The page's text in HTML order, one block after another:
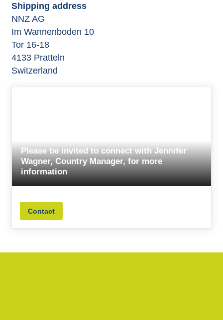
Shipping address
NNZ AG
Im Wannenboden 10
Tor 16-18
4133 Pratteln
Switzerland
Please be invited to connect with Jennifer
Wagner, Country Manager, for more
information
Contact